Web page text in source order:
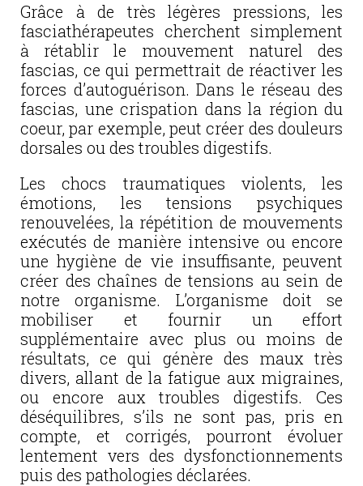
Grâce à de très légères pressions, les
fasciathérapeutes cherchent simplement
à rétablir le mouvement naturel des
fascias, ce qui permettrait de réactiver les
forces d’autoguérison. Dans le réseau des
fascias, une crispation dans la région du
coeur, par exemple, peut créer des douleurs
dorsales ou des troubles digestifs.
Les chocs traumatiques violents, les
émotions, les tensions psychiques
renouvelées, la répétition de mouvements
exécutés de manière intensive ou encore
une hygiène de vie insuffisante, peuvent
créer des chaînes de tensions au sein de
notre organisme. L’organisme doit se
mobiliser et fournir un effort
supplémentaire avec plus ou moins de
résultats, ce qui génère des maux très
divers, allant de la fatigue aux migraines,
ou encore aux troubles digestifs. Ces
déséquilibres, s’ils ne sont pas, pris en
compte, et corrigés, pourront évoluer
lentement vers des dysfonctionnements
puis des pathologies déclarées.